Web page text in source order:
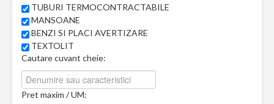
TUBURI TERMOCONTRACTABILE
MANSOANE
BENZI SI PLACI AVERTIZARE
TEXTOLIT
Cautare cuvant cheie:
Pret maxim / UM: